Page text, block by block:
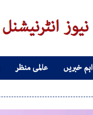
اہم خبریں عالمی منظر